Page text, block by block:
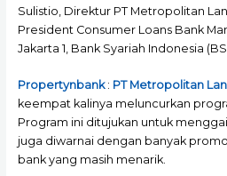
Sulistio, Direktur PT Metropolitan
President Consumer Loans Bank
Jakarta 1, Bank Syariah Indonesia
Propertynbank: PT Metropolitan
keempat kalinya meluncurkan
Program ini ditujukan untuk
juga diwarnai dengan banyak
bank yang masih menarik.